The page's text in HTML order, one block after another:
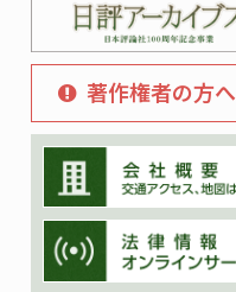
著作権者の方へ